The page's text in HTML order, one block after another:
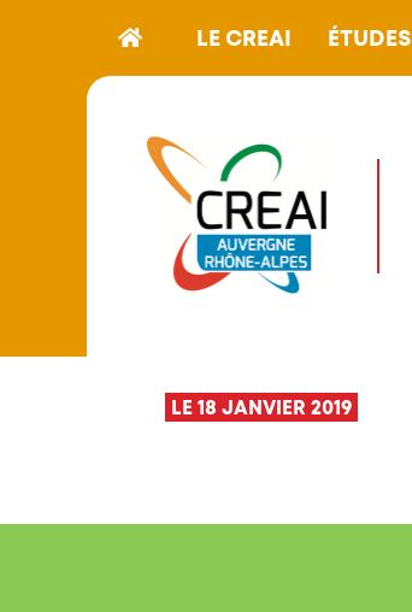
LE CREAI ÉTUDES
LE 18 JANVIER 2019